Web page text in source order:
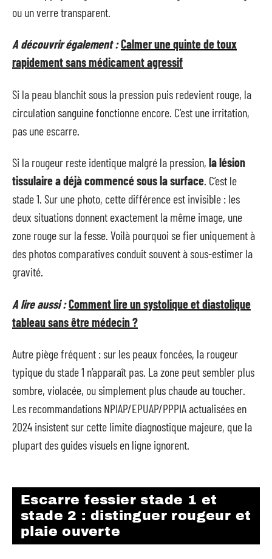
ou un verre transparent.
A découvrir également :Calmer une quinte de toux
rapidement sans médicament agressif
Si la peau blanchit sous la pression puis redevient rouge, la
circulation sanguine fonctionne encore. C’est une irritation,
pas une escarre.
Si la rougeur reste identique malgré la pression, la lésion
tissulaire a déjà commencé sous la surface. C’est le
stade 1. Sur une photo, cette différence est invisible : les
deux situations donnent exactement la même image, une
zone rouge sur la fesse. Voilà pourquoi se fier uniquement à
des photos comparatives conduit souvent à sous-estimer la
gravité.
A lire aussi :Comment lire un systolique et diastolique
tableau sans être médecin ?
Autre piège fréquent : sur les peaux foncées, la rougeur
typique du stade 1 n’apparaît pas. La zone peut sembler plus
sombre, violacée, ou simplement plus chaude au toucher.
Les recommandations NPIAP/EPUAP/PPPIA actualisées en
2024 insistent sur cette limite diagnostique majeure, que la
plupart des guides visuels en ligne ignorent.
Escarre fessier stade 1 et
stade 2 : distinguer rougeur et
plaie ouverte